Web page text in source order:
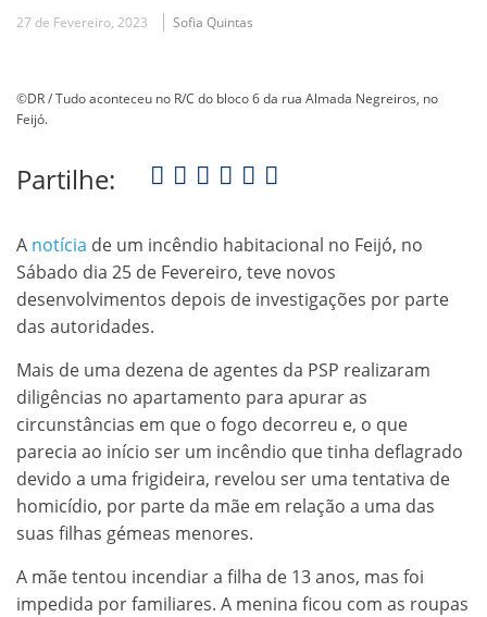
27 de Fevereiro, 2023 Sofia Quintas
©DR / Tudo aconteceu no R/C do bloco 6 da rua Almada Negreiros, no
Feijó.
Partilhe:
A notícia de um incêndio habitacional no Feijó, no
Sábado dia 25 de Fevereiro, teve novos
desenvolvimentos depois de investigações por parte
das autoridades.
Mais de uma dezena de agentes da PSP realizaram
diligências no apartamento para apurar as
circunstâncias em que o fogo decorreu e, o que
parecia ao início ser um incêndio que tinha deflagrado
devido a uma frigideira, revelou ser uma tentativa de
homicídio, por parte da mãe em relação a uma das
suas filhas gémeas menores.
A mãe tentou incendiar a filha de 13 anos, mas foi
impedida por familiares. A menina ficou com as roupas